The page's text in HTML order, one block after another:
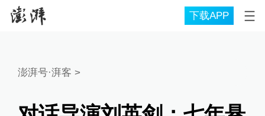
下载APP
澎湃号·湃客 >